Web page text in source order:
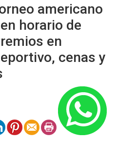
americano
horario de
en
cenas y